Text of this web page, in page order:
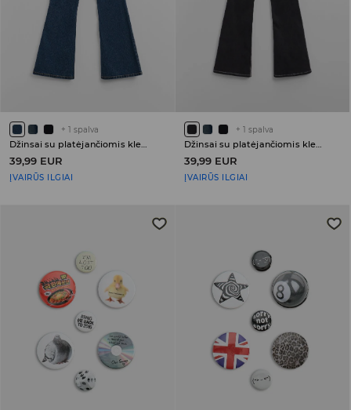
+ 1 spalva
Džinsai su platėjančiomis klešnėmis ir žemu juosmeniu PETITE
39,99 EUR
ĮVAIRŪS ILGIAI
+ 1 spalva
Džinsai su platėjančiomis klešnėmis ir žemu juosmeniu PETITE
39,99 EUR
ĮVAIRŪS ILGIAI